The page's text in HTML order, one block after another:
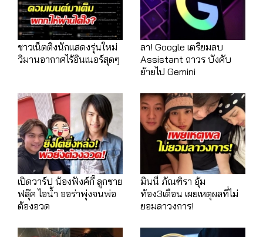
ชาวเน็ตติงนักแสดงรุ่นใหม่
วิมานอากาศไร้อินเนอร์สุดๆ
ลา! Google เตรียมลบ
Assistant ถาวร บังคับ
ย้ายไป Gemini
เปิดวาร์ป น้องฟังค์กี้ ลูกชาย
ฟลุ๊ค ไอน้ำ ออร่าพุ่งจนพ่อ
ต้องอวด
มินนี่ ภัณฑิรา อุ้ม
ท้อง3เดือน เผยเหตุผลที่ไม่
ยอมลาวงการ!